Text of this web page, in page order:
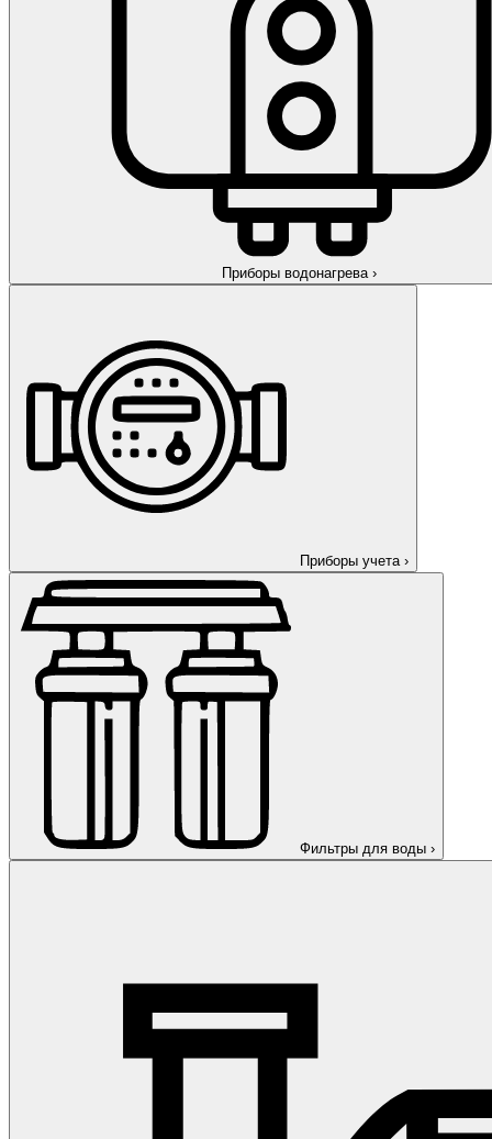
Приборы водонагрева ›
Приборы учета ›
Фильтры для воды ›